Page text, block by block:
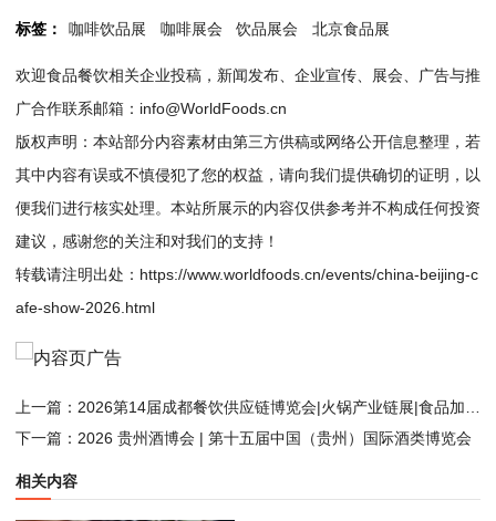
标签： 咖啡饮品展 咖啡展会 饮品展会 北京食品展
欢迎食品餐饮相关企业投稿，新闻发布、企业宣传、展会、广告与推
广合作联系邮箱：info@WorldFoods.cn
版权声明：本站部分内容素材由第三方供稿或网络公开信息整理，若
其中内容有误或不慎侵犯了您的权益，请向我们提供确切的证明，以
便我们进行核实处理。本站所展示的内容仅供参考并不构成任何投资
建议，感谢您的关注和对我们的支持！
转载请注明出处： https://www.worldfoods.cn/events/china-beijing-c
afe-show-2026.html
上一篇： 2026第14届成都餐饮供应链博览会|火锅产业链展|食品加工与包装设备展
下一篇： 2026 贵州酒博会 | 第十五届中国（贵州）国际酒类博览会
相关内容